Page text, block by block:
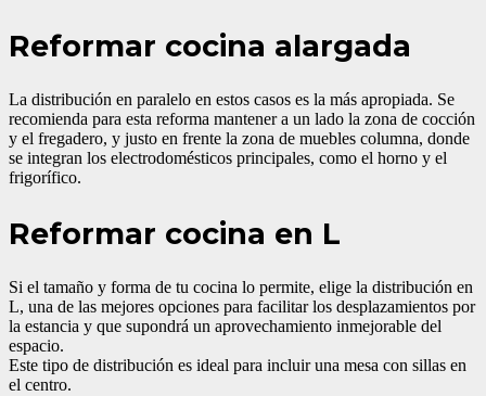
Reformar cocina alargada
La distribución en paralelo en estos casos es la más apropiada. Se
recomienda para esta reforma mantener a un lado la zona de cocción
y el fregadero, y justo en frente la zona de muebles columna, donde
se integran los electrodomésticos principales, como el horno y el
frigorífico.
Reformar cocina en L
Si el tamaño y forma de tu cocina lo permite, elige la distribución en
L, una de las mejores opciones para facilitar los desplazamientos por
la estancia y que supondrá un aprovechamiento inmejorable del
espacio.
Este tipo de distribución es ideal para incluir una mesa con sillas en
el centro.